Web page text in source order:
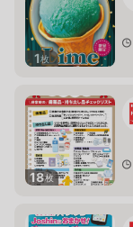
1枚
18枚